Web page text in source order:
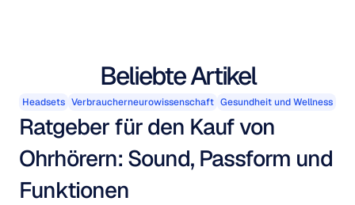
Beliebte Artikel
Headsets Verbraucherneurowissenschaft Gesundheit und Wellness
Ratgeber für den Kauf von
Ohrhörern: Sound, Passform und
Funktionen